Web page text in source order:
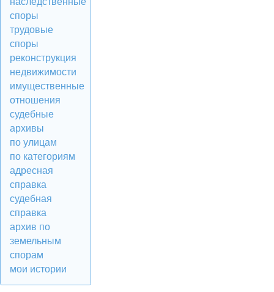
споры
трудовые
споры
реконструкция
недвижимости
имущественные
отношения
судебные
архивы
по улицам
по категориям
адресная
справка
судебная
справка
архив по
земельным
спорам
мои истории